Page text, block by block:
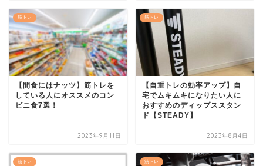
筋トレ
【間食にはナッツ】筋トレを
している人にオススメのコン
ビニ食7選！
2023年9月11日
筋トレ
【自重トレの効率アップ】自
宅でムキムキになりたい人に
おすすめのディップススタン
ド【STEADY】
2023年8月4日
筋トレ 筋トレ